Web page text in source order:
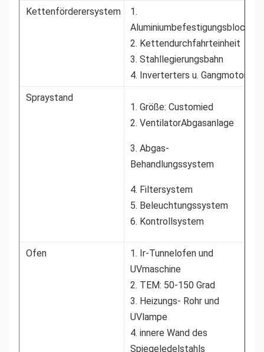
Kettenförderersystem
1.
Aluminiumbefestigungsblock
2. Kettendurchfahrteinheit
3. Stahllegierungsbahn
4. Inverterters u. Gangmotor
Spraystand
1. Größe: Customied
2. VentilatorAbgasanlage
3. Abgas-
Behandlungssystem
4. Filtersystem
5. Beleuchtungssystem
6. Kontrollsystem
Ofen
1. Ir-Tunnelofen und
UVmaschine
2. TEM: 50-150 Grad
3. Heizungs- Rohr und
UVlampe
4. innere Wand des
Spiegeledelstahls